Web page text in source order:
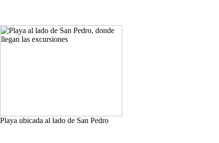
Playa ubicada al lado de San Pedro